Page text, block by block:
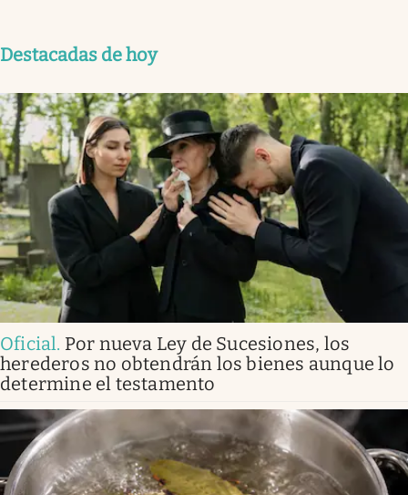
Destacadas de hoy
Oficial. Por nueva Ley de Sucesiones, los
herederos no obtendrán los bienes aunque lo
determine el testamento